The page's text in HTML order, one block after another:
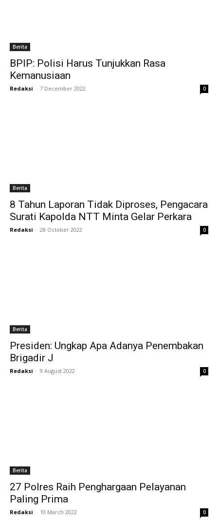
Berita
BPIP: Polisi Harus Tunjukkan Rasa
Kemanusiaan
Redaksi - 7 December 2022 0
Berita
8 Tahun Laporan Tidak Diproses, Pengacara
Surati Kapolda NTT Minta Gelar Perkara
Redaksi - 28 October 2022 0
Berita
Presiden: Ungkap Apa Adanya Penembakan
Brigadir J
Redaksi - 9 August 2022 0
Berita
27 Polres Raih Penghargaan Pelayanan
Paling Prima
Redaksi - 10 March 2022 0